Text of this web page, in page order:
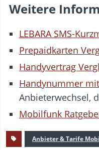
Weitere
LEBARA SMS-
Prepaidkarten
Handyvertrag
Handynummer
Anbieterwechsel,
Mobilfunk
Anbieter & Tarife